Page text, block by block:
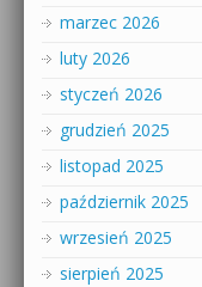
marzec 2026
luty 2026
styczeń 2026
grudzień 2025
listopad 2025
październik 2025
wrzesień 2025
sierpień 2025